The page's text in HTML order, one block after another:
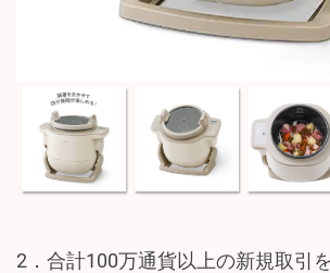
2．合計100万通貨以上の新規取引